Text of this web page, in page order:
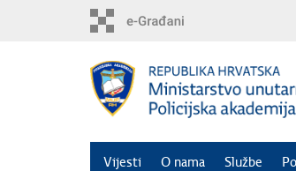
Vijesti O nama Službe